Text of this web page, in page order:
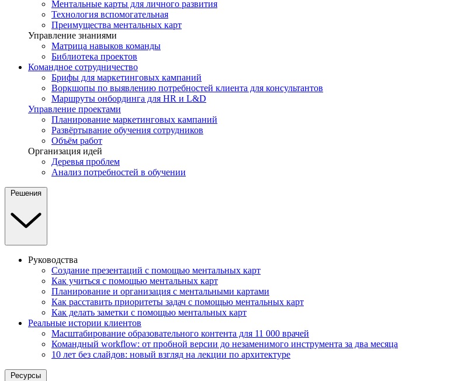
Ментальные карты для личного развития
Технология вспомогательная
Преимущества ментальных карт
Управление знаниями
Матрица навыков команды
Библиотека проектов
Командное сотрудничество
Брифы для маркетинговых кампаний
Воркшопы по выявлению потребностей клиента для консультантов
Маршруты онбординга для HR и L&D
Управление проектами
Планирование маркетинговых кампаний
Развёртывание обучения сотрудников
Объём работ
Организация идей
Деревья проблем
Анализ потребностей в обучении
Решения
Руководства
Создание презентаций с помощью ментальных карт
Как учиться с помощью ментальных карт
Планирование и организация с ментальными картами
Как расставить приоритеты задач с помощью ментальных карт
Как делать заметки с помощью ментальных карт
Реальные истории клиентов
Масштабирование образовательного контента для 11 000 врачей
Командный workflow: от пробной версии до незаменимого инструмента за два месяца
10 лет без слайдов: новый взгляд на лекции по архитектуре
Ресурсы